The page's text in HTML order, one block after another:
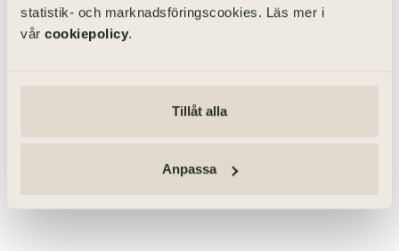
statistik- och marknadsföringscookies. Läs mer i
vår cookiepolicy.
Tillåt alla
Anpassa
Det är svårt att uppge ett exakt belopp för vad en
begravning kostar, därför att kostnaden beror på vilka val du
alltid godkänna en preliminär prisspecifikation vid […]